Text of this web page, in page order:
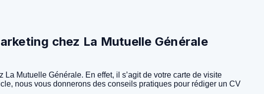
chez La Mutuelle Générale
Mutuelle Générale. En effet, il s’agit de votre carte de visite
nous vous donnerons des conseils pratiques pour rédiger un CV